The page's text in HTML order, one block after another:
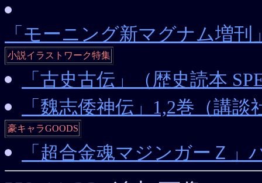
「モーニング新マグナム増
小説イラストワーク特集
「古史古伝」（歴史読本
「魏志倭神伝」1,2巻（講
豪キャラGOODS
「超合金魂マジンガーＺ